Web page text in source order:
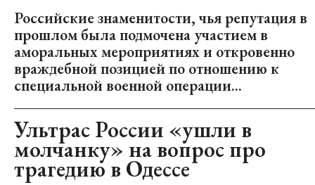
Российские знаменитости, чья репутация в
прошлом была подмочена участием в
аморальных мероприятиях и откровенно
враждебной позицией по отношению к
специальной военной операции...
Ультрас России «ушли в
молчанку» на вопрос про
трагедию в Одессе